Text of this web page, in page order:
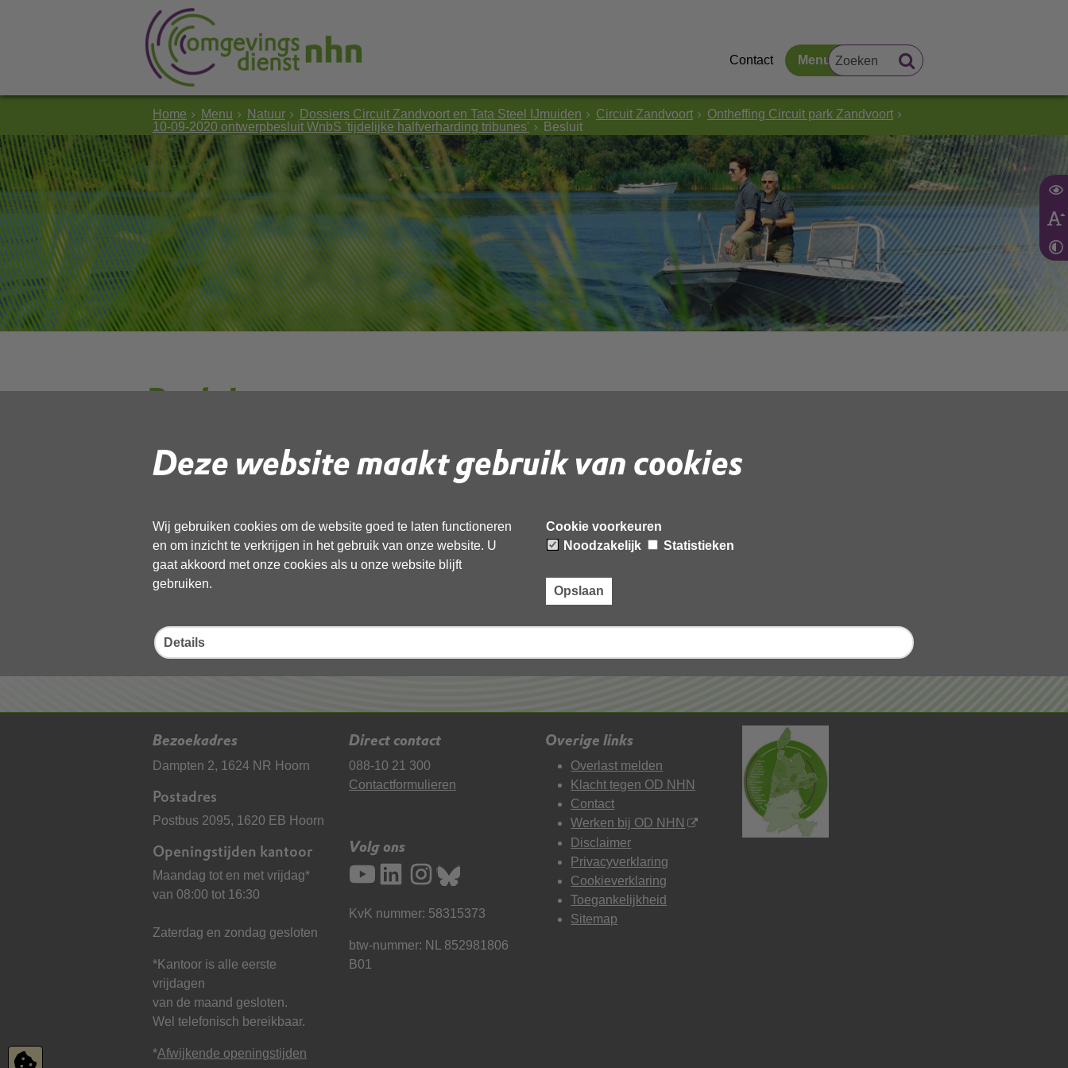
Deze website maakt gebruik van cookies
Wij gebruiken cookies om de website goed te laten functioneren
en om inzicht te verkrijgen in het gebruik van onze website. U
gaat akkoord met onze cookies als u onze website blijft
gebruiken.
Cookie voorkeuren
Noodzakelijk
Statistieken
Opslaan
Details
Contact Menu
Home Menu Natuur Dossiers Circuit Zandvoort en Tata Steel IJmuiden Circuit Zandvoort
Ontheffing Circuit park Zandvoort
10-09-2020 ontwerpbesluit WnbS 'tijdelijke halfverharding tribunes'
Besluit
Besluit
Gebruik de onderstaande link om het document te downloaden.
Deel deze pagina
Bezoekadres
Dampten 2, 1624 NR Hoorn
Postadres
Postbus 2095, 1620 EB Hoorn
Openingstijden kantoor
Maandag tot en met vrijdag*
van 08:00 tot 16:30
Zaterdag en zondag gesloten
*Kantoor is alle eerste
vrijdagen
van de maand gesloten.
Wel telefonisch bereikbaar.
*Afwijkende openingstijden
Direct contact
088-10 21 300
Contactformulieren
Volg ons
KvK nummer: 58315373
btw-nummer: NL 852981806
B01
Overige links
Overlast melden
Klacht tegen OD NHN
Contact
Werken bij OD NHN
Disclaimer
Privacyverklaring
Cookieverklaring
Toegankelijkheid
Sitemap